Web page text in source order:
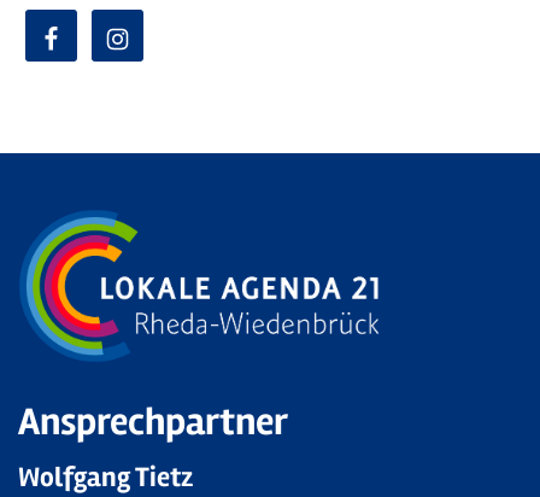
Ansprechpartner
Wolfgang Tietz